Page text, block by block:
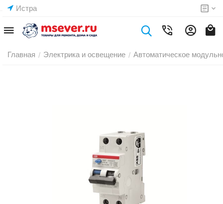
Истра
Главная / Электрика и освещение / Автоматическое